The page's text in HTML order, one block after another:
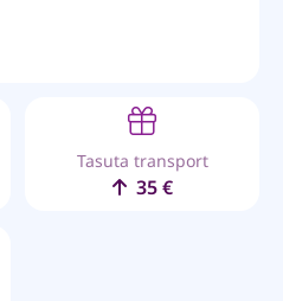
Tasuta transport
35 €